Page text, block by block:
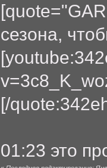
сезона,
[/
01:23 это